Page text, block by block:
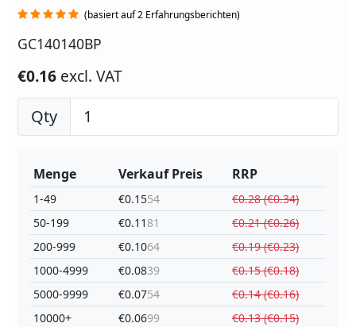
(basiert auf 2 Erfahrungsberichten)
GC140140BP
€0.16 excl. VAT
Qty
Menge
1-49
50-199
200-999
1000-4999
5000-9999
10000+
Verkauf Preis
€0.1554
€0.1181
€0.1064
€0.0839
€0.0754
€0.0699
RRP
€0.28 (€0.34)
€0.21 (€0.26)
€0.19 (€0.23)
€0.15 (€0.18)
€0.14 (€0.16)
€0.13 (€0.15)